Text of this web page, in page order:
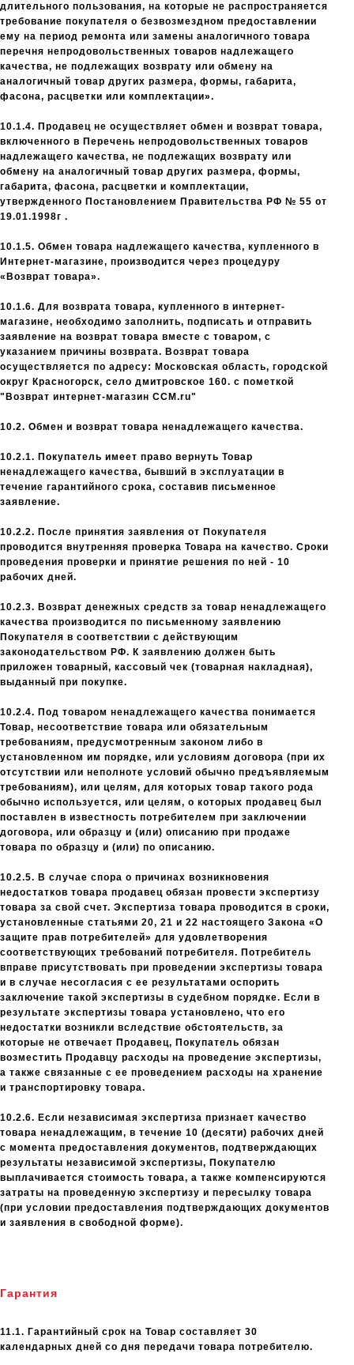
длительного пользования, на которые не распространяется
требование покупателя о безвозмездном предоставлении
ему на период ремонта или замены аналогичного товара
перечня непродовольственных товаров надлежащего
качества, не подлежащих возврату или обмену на
аналогичный товар других размера, формы, габарита,
фасона, расцветки или комплектации».
10.1.4. Продавец не осуществляет обмен и возврат товара,
включенного в Перечень непродовольственных товаров
надлежащего качества, не подлежащих возврату или
обмену на аналогичный товар других размера, формы,
габарита, фасона, расцветки и комплектации,
утвержденного Постановлением Правительства РФ № 55 от
19.01.1998г .
10.1.5. Обмен товара надлежащего качества, купленного в
Интернет-магазине, производится через процедуру
«Возврат товара».
10.1.6. Для возврата товара, купленного в интернет-
магазине, необходимо заполнить, подписать и отправить
заявление на возврат товара вместе с товаром, с
указанием причины возврата. Возврат товара
осуществляется по адресу: Московская область, городской
округ Красногорск, село дмитровское 160. с пометкой
"Возврат интернет-магазин CCM.ru"
10.2. Обмен и возврат товара ненадлежащего качества.
10.2.1. Покупатель имеет право вернуть Товар
ненадлежащего качества, бывший в эксплуатации в
течение гарантийного срока, составив письменное
заявление.
10.2.2. После принятия заявления от Покупателя
проводится внутренняя проверка Товара на качество. Сроки
проведения проверки и принятие решения по ней - 10
рабочих дней.
10.2.3. Возврат денежных средств за товар ненадлежащего
качества производится по письменному заявлению
Покупателя в соответствии с действующим
законодательством РФ. К заявлению должен быть
приложен товарный, кассовый чек (товарная накладная),
выданный при покупке.
10.2.4. Под товаром ненадлежащего качества понимается
Товар, несоответствие товара или обязательным
требованиям, предусмотренным законом либо в
установленном им порядке, или условиям договора (при их
отсутствии или неполноте условий обычно предъявляемым
требованиям), или целям, для которых товар такого рода
обычно используется, или целям, о которых продавец был
поставлен в известность потребителем при заключении
договора, или образцу и (или) описанию при продаже
товара по образцу и (или) по описанию.
10.2.5. В случае спора о причинах возникновения
недостатков товара продавец обязан провести экспертизу
товара за свой счет. Экспертиза товара проводится в сроки,
установленные статьями 20, 21 и 22 настоящего Закона «О
защите прав потребителей» для удовлетворения
соответствующих требований потребителя. Потребитель
вправе присутствовать при проведении экспертизы товара
и в случае несогласия с ее результатами оспорить
заключение такой экспертизы в судебном порядке. Если в
результате экспертизы товара установлено, что его
недостатки возникли вследствие обстоятельств, за
которые не отвечает Продавец, Покупатель обязан
возместить Продавцу расходы на проведение экспертизы,
а также связанные с ее проведением расходы на хранение
и транспортировку товара.
10.2.6. Если независимая экспертиза признает качество
товара ненадлежащим, в течение 10 (десяти) рабочих дней
с момента предоставления документов, подтверждающих
результаты независимой экспертизы, Покупателю
выплачивается стоимость товара, а также компенсируются
затраты на проведенную экспертизу и пересылку товара
(при условии предоставления подтверждающих документов
и заявления в свободной форме).
Гарантия
11.1. Гарантийный срок на Товар составляет 30
календарных дней со дня передачи товара потребителю.